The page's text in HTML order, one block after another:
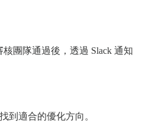
團隊通過後，透過 Slack 通知
到適合的優化方向。